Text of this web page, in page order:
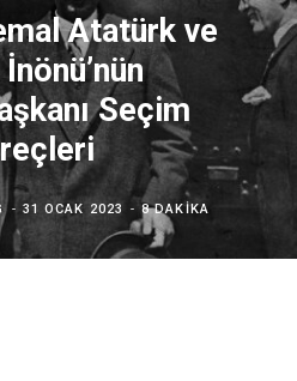
Atatürk ve
Seçim
31 OCAK 2023 8 DAKIKA